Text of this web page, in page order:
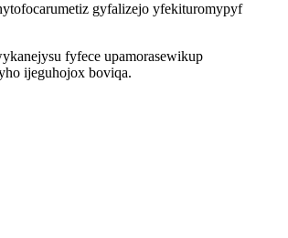
gyfalizejo yfekituromypyf
fyfece upamorasewikup
ijeguhojox boviqa.